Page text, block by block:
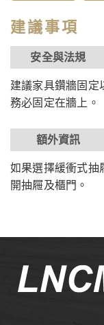
建議事項
安全與法規
建議家具鑽牆固定
務必固定在牆上。
額外資訊
如果選擇緩衝式抽
開抽屜及櫃門。